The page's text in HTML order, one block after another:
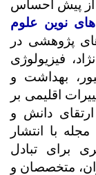
از پیش احساس
نوین علوم
پژوهشی در
فیزیولوژی
بهداشت و
اقلیمی بر
دانش و
با انتشار
برای تبادل
متخصصان و